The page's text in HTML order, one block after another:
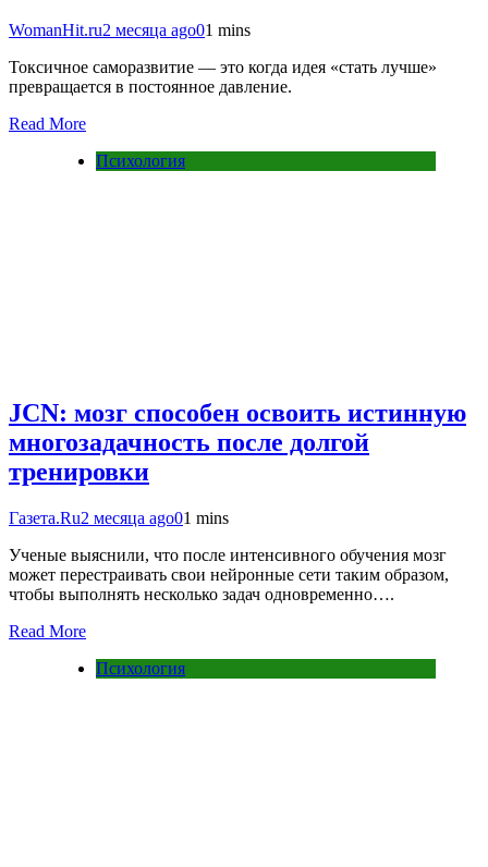
WomanHit.ru2 месяца ago01 mins
Токсичное саморазвитие — это когда идея «стать лучше»
превращается в постоянное давление.
Read More
Психология
JCN: мозг способен освоить истинную
многозадачность после долгой
тренировки
Газета.Ru2 месяца ago01 mins
Ученые выяснили, что после интенсивного обучения мозг
может перестраивать свои нейронные сети таким образом,
чтобы выполнять несколько задач одновременно….
Read More
Психология